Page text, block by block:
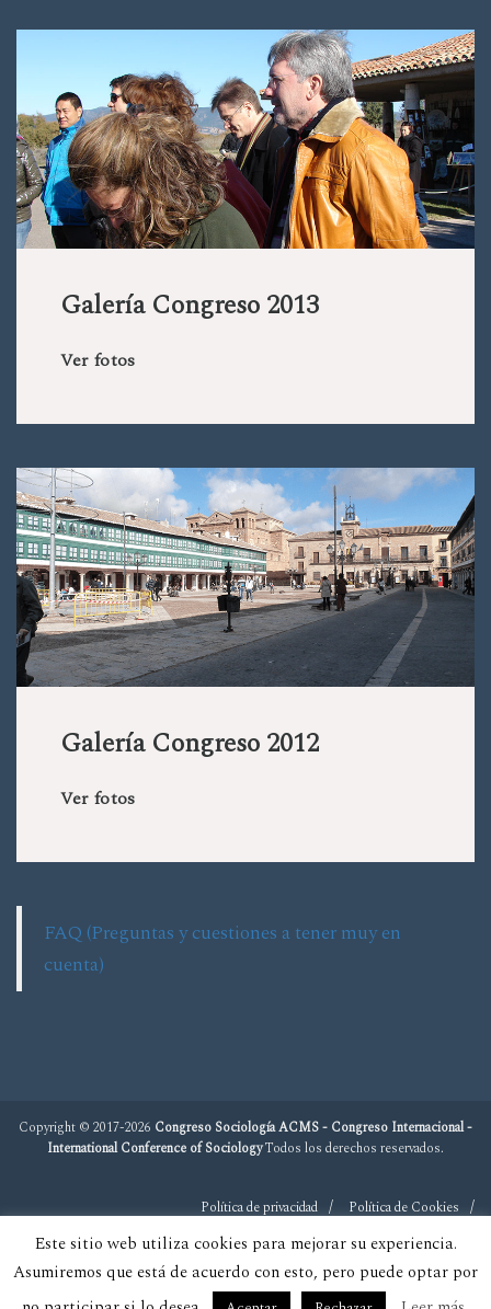
Galería Congreso 2013
Ver fotos
Galería Congreso 2012
Ver fotos
FAQ (Preguntas y cuestiones a tener muy en
cuenta)
Copyright © 2017-2026 Congreso Sociología ACMS - Congreso Internacional -
International Conference of SociologyTodos los derechos reservados.
Política de privacidad Política de Cookies
Este sitio web utiliza cookies para mejorar su experiencia.
Asumiremos que está de acuerdo con esto, pero puede optar por